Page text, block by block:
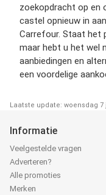
zoekopdracht op en
castel opnieuw in
Carrefour. Staat het
maar hebt u het wel
aanbiedingen en
een voordelige
Laatste update: woensdag 7
Informatie
Veelgestelde vragen
Adverteren?
Alle promoties
Merken